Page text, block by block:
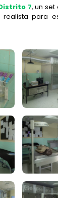
7, un
para